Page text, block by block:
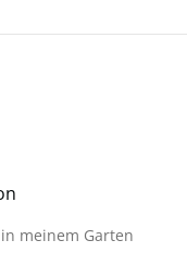
meinem Garten